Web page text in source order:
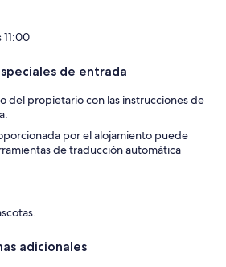
11:00
de entrada
del propietario con las instrucciones de
por el alojamiento puede
de traducción automática
adicionales